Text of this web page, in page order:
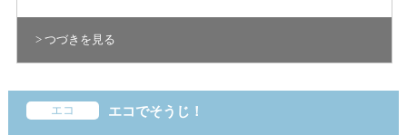
> つづきを見る
エコ エコでそうじ！